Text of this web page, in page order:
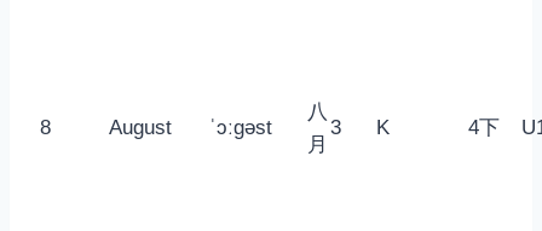
8 August ˈɔːgəst
八
月
3 K 4下